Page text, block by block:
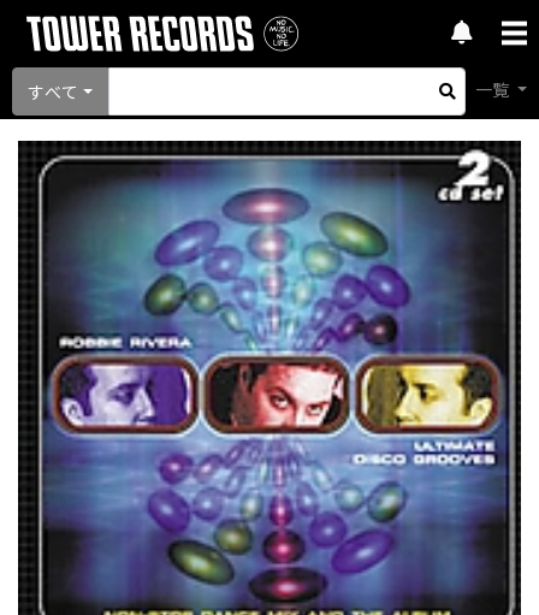
すべて 一覧